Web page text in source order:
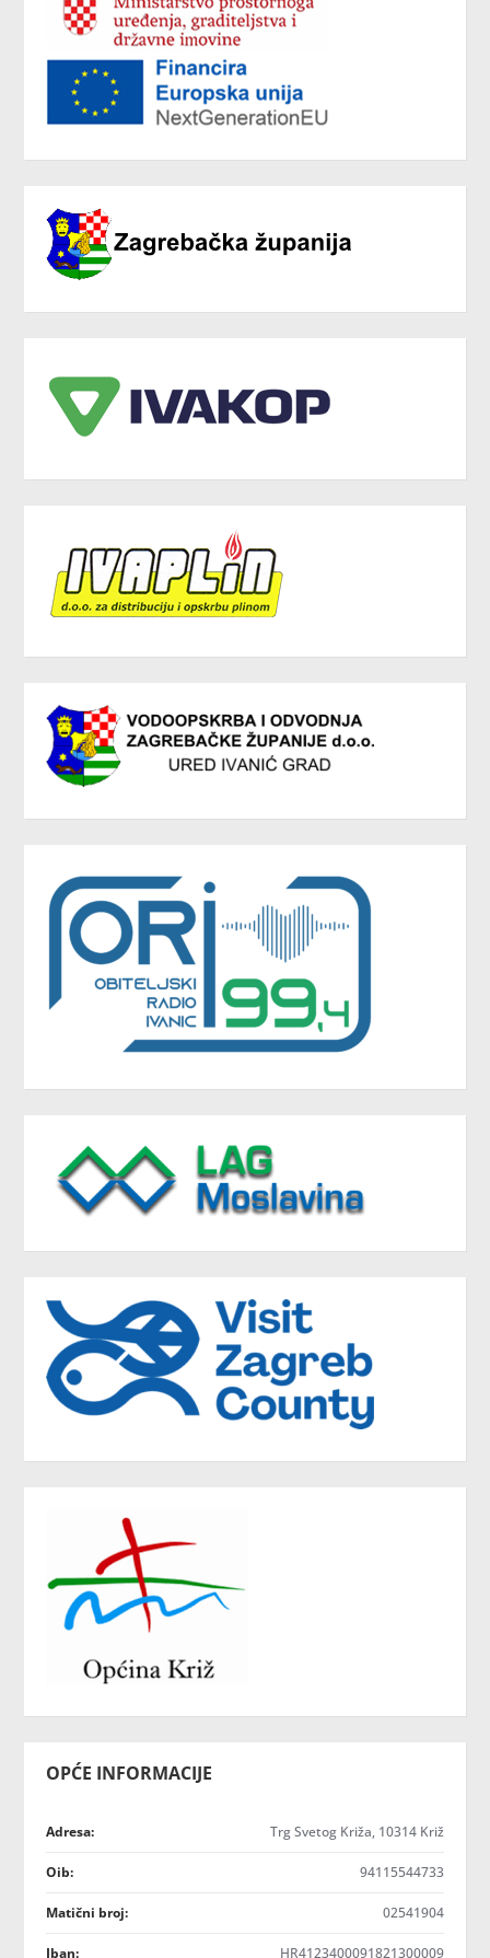
OPĆE INFORMACIJE
Adresa: Trg Svetog Križa, 10314 Križ
Oib: 94115544733
Matični broj: 02541904
Iban: HR4123400091821300009